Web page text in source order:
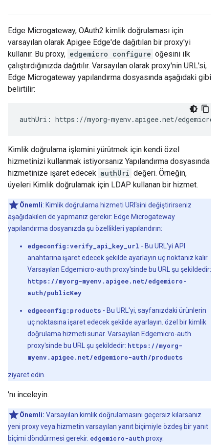
Edge Microgateway, OAuth2 kimlik doğrulaması için
varsayılan olarak Apigee Edge'de dağıtılan bir proxy'yi
kullanır. Bu proxy, edgemicro configure öğesini ilk
çalıştırdığınızda dağıtılır. Varsayılan olarak proxy'nin URL'si,
Edge Microgateway yapılandırma dosyasında aşağıdaki gibi
belirtilir:
authUri: https://myorg-myenv.apigee.net/edgemicro-
Kimlik doğrulama işlemini yürütmek için kendi özel
hizmetinizi kullanmak istiyorsanız Yapılandırma dosyasında
hizmetinize işaret edecek authUri değeri. Örneğin,
üyeleri Kimlik doğrulamak için LDAP kullanan bir hizmet.
Önemli: Kimlik doğrulama hizmeti URI'sini değiştirirseniz
aşağıdakileri de yapmanız gerekir: Edge Microgateway
yapılandırma dosyanızda şu özellikleri yapılandırın:
edgeconfig:verify_api_key_url - Bu URL'yi API
anahtarına işaret edecek şekilde ayarlayın uç noktanız kalır.
Varsayılan Edgemicro-auth proxy'sinde bu URL şu şekildedir:
https://myorg-myenv.apigee.net/edgemicro-
auth/publicKey
edgeconfig:products - Bu URL'yi, sayfanızdaki ürünlerin
uç noktasına işaret edecek şekilde ayarlayın. özel bir kimlik
doğrulama hizmeti sunar. Varsayılan Edgemicro-auth
proxy'sinde bu URL şu şekildedir: https://myorg-
myenv.apigee.net/edgemicro-auth/products
ziyaret edin.
'nı inceleyin.
Önemli: Varsayılan kimlik doğrulamasını geçersiz kılarsanız
yeni proxy veya hizmetin varsayılan yanıt biçimiyle özdeş bir yanıt
biçimi döndürmesi gerekir. edgemicro-auth proxy.